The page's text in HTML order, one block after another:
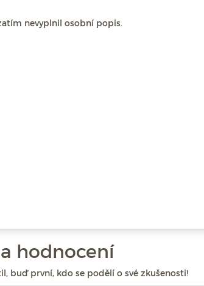
nevyplnil osobní popis.
hodnocení
buď první, kdo se podělí o své zkušenosti!